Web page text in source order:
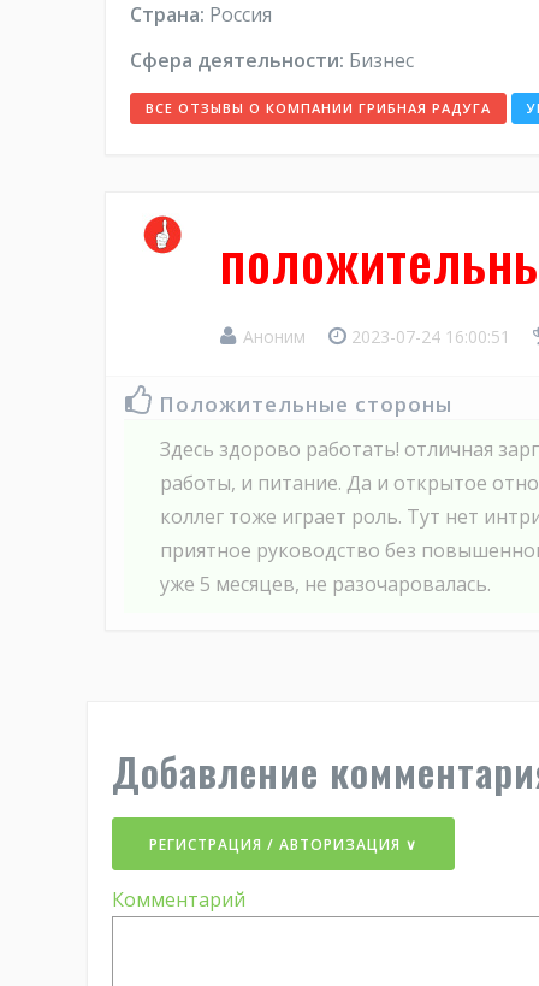
Страна: Россия
Сфера деятельности: Бизнес
ВСЕ ОТЗЫВЫ О КОМПАНИИ ГРИБНАЯ РАДУГА
Аноним 2023-07-24 16:00:51
Положительные стороны
Здесь здорово работать! отличная
работы, и питание. Да и открытое
коллег тоже играет роль. Тут нет
приятное руководство без
уже 5 месяцев, не разочаровалась.
Добавление
РЕГИСТРАЦИЯ / АВТОРИЗАЦИЯ ∨
Комментарий